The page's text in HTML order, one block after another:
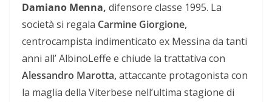
Damiano Menna, difensore classe 1995. La
società si regala Carmine Giorgione,
centrocampista indimenticato ex Messina da tanti
anni all’ AlbinoLeffe e chiude la trattativa con
Alessandro Marotta,attaccante protagonista con
la maglia della Viterbese nell’ultima stagione di